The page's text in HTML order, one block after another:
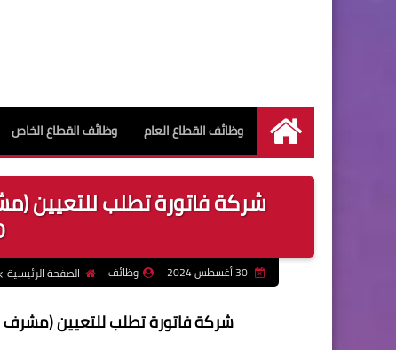
الرئيسية
وظائف القطاع العام وظائف القطاع الخاص
شركة فاتورة تطلب للتعيين
30 أغسطس 2024 وظائف الصفحة الرئيسية
شركة فاتورة تطلب للتعيين (مشرف